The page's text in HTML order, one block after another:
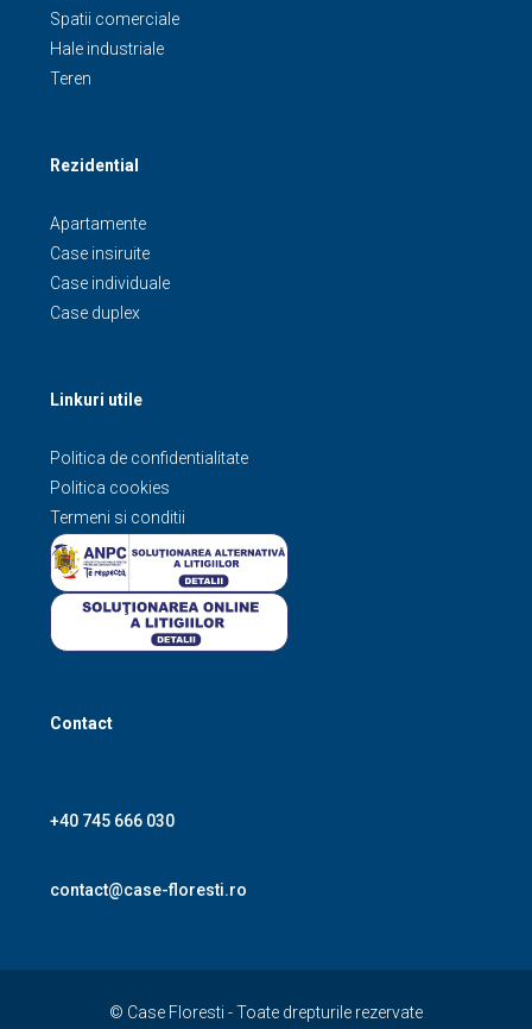
Spatii comerciale
Hale industriale
Teren
Rezidential
Apartamente
Case insiruite
Case individuale
Case duplex
Linkuri utile
Politica de confidentialitate
Politica cookies
Termeni si conditii
Contact
+40 745 666 030
contact@case-floresti.ro
© Case Floresti - Toate drepturile rezervate